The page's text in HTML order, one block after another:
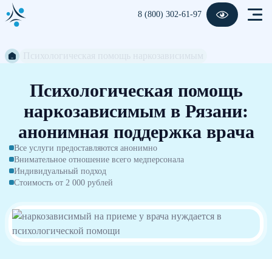
8 (800) 302-61-97
Психологическая помощь
наркозависимым в Рязани:
анонимная поддержка врача
Все услуги предоставляются анонимно
Внимательное отношение всего медперсонала
Индивидуальный подход
Стоимость от 2 000 рублей